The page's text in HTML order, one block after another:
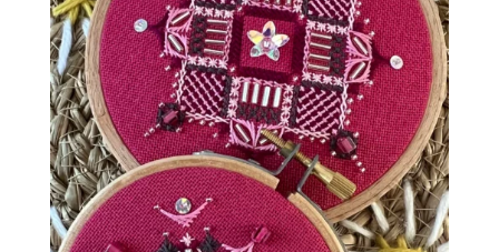
23,00 €